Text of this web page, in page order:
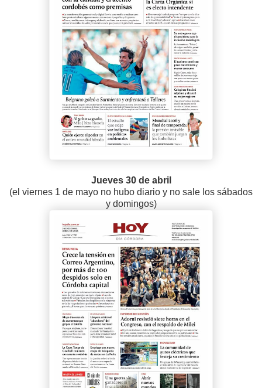
Jueves 30 de abril
(el viernes 1 de mayo no hubo diario y no sale los sábados
y domingos)